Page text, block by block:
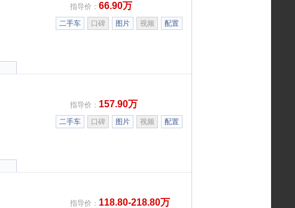
指导价： 66.90万
二手车 口碑 图片 视频 配置
指导价： 157.90万
二手车 口碑 图片 视频 配置
指导价： 118.80-218.80万